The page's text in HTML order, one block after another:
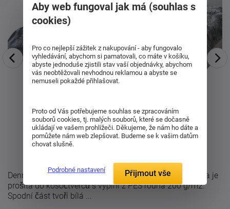
Denní deka se stane nedílou součástí Vaší postele. Deka je
prošita do kosočtverců s výplní z PES rouna 200 g/m2.
Spodní část tvoří bílá ...
Aby web fungoval jak má (souhlas s
cookies)
Pro co nejlepší zážitek z nakupování - aby fungovalo
vyhledávání, abychom si pamatovali, co máte v košíku,
abyste jednoduše zjistili stav vaší objednávky, abychom
vás neobtěžovali nevhodnou reklamou a abyste se
nemuseli pokaždé přihlašovat.
Proto od Vás potřebujeme souhlas se zpracováním
souborů cookies, tj. malých souborů, které se dočasně
ukládají ve vašem prohlížeči. Děkujeme, že nám ho dáte a
pomůžete nám web zlepšovat. Budeme se k vašim datům
chovat slušně.
Podrobné nastavení Přijmout vše